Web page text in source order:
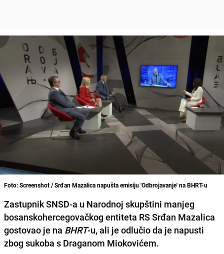
Foto: Screenshot / Srđan Mazalica napušta emisiju 'Odbrojavanje' na BHRT-u
Zastupnik SNSD-a u Narodnoj skupštini manjeg
bosanskohercegovačkog entiteta RS Srđan Mazalica
gostovao je na BHRT-u, ali je odlučio da je napusti
zbog sukoba s Draganom Miokovićem.